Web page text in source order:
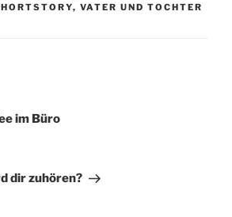
, VATER UND TOCHTER
im Büro
dir zuhören?